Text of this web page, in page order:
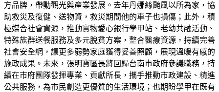
方品牌，帶動觀光與產業發展。去年丹娜絲颱風以所為家，協
助救災及復健、送物資，救災期間他的車子也損傷；此外，積
極媒合社會資源，推動實物愛心銀行學甲站、老幼共融活動、
特殊族群送餐服務及多元脫貧方案，整合醫療資源，持續完善
社會安全網，讓更多弱勢家庭獲得妥善照顧，展現溫暖有感的
施政成果。未來，張明寶區長將回歸台南市政府參議職務，持
續在市府團隊發揮專業、貢獻所長，攜手推動市政建設、精進
公共服務，為市民創造更優質的生活環境；也期盼學甲在既有